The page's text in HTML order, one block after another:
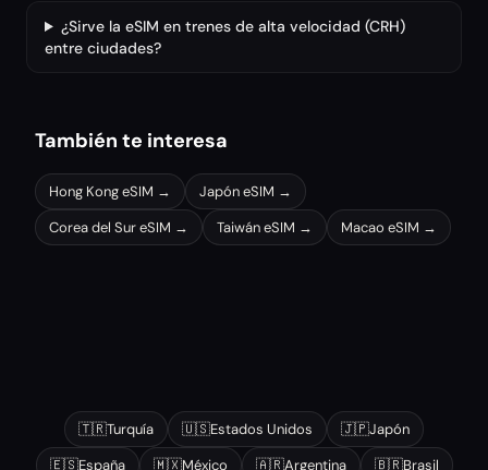
¿Sirve la eSIM en trenes de alta velocidad (CRH)
entre ciudades?
También te interesa
Hong KongeSIM → JapóneSIM →
Corea del SureSIM → TaiwáneSIM → Macao eSIM →
Otros destinos populares
🇹🇷Turquía 🇺🇸Estados Unidos 🇯🇵Japón
🇪🇸España 🇲🇽México 🇦🇷Argentina 🇧🇷Brasil